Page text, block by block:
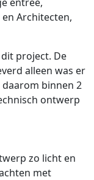
Architecten,
project. De
alleen was er
binnen 2
ontwerp
zo licht en
met